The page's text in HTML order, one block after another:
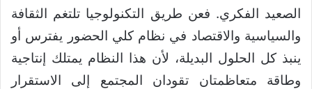
الصعيد الفكري. فعن طريق التكنولوجيا تلتغم الثقافة
والسياسية والاقتصاد في نظام كلي الحضور يفترس أو
ينبذ كل الحلول البديلة، لأن هذا النظام يمتلك إنتاجية
وطاقة متعاظمتان تقودان المجتمع إلى الاستقرار